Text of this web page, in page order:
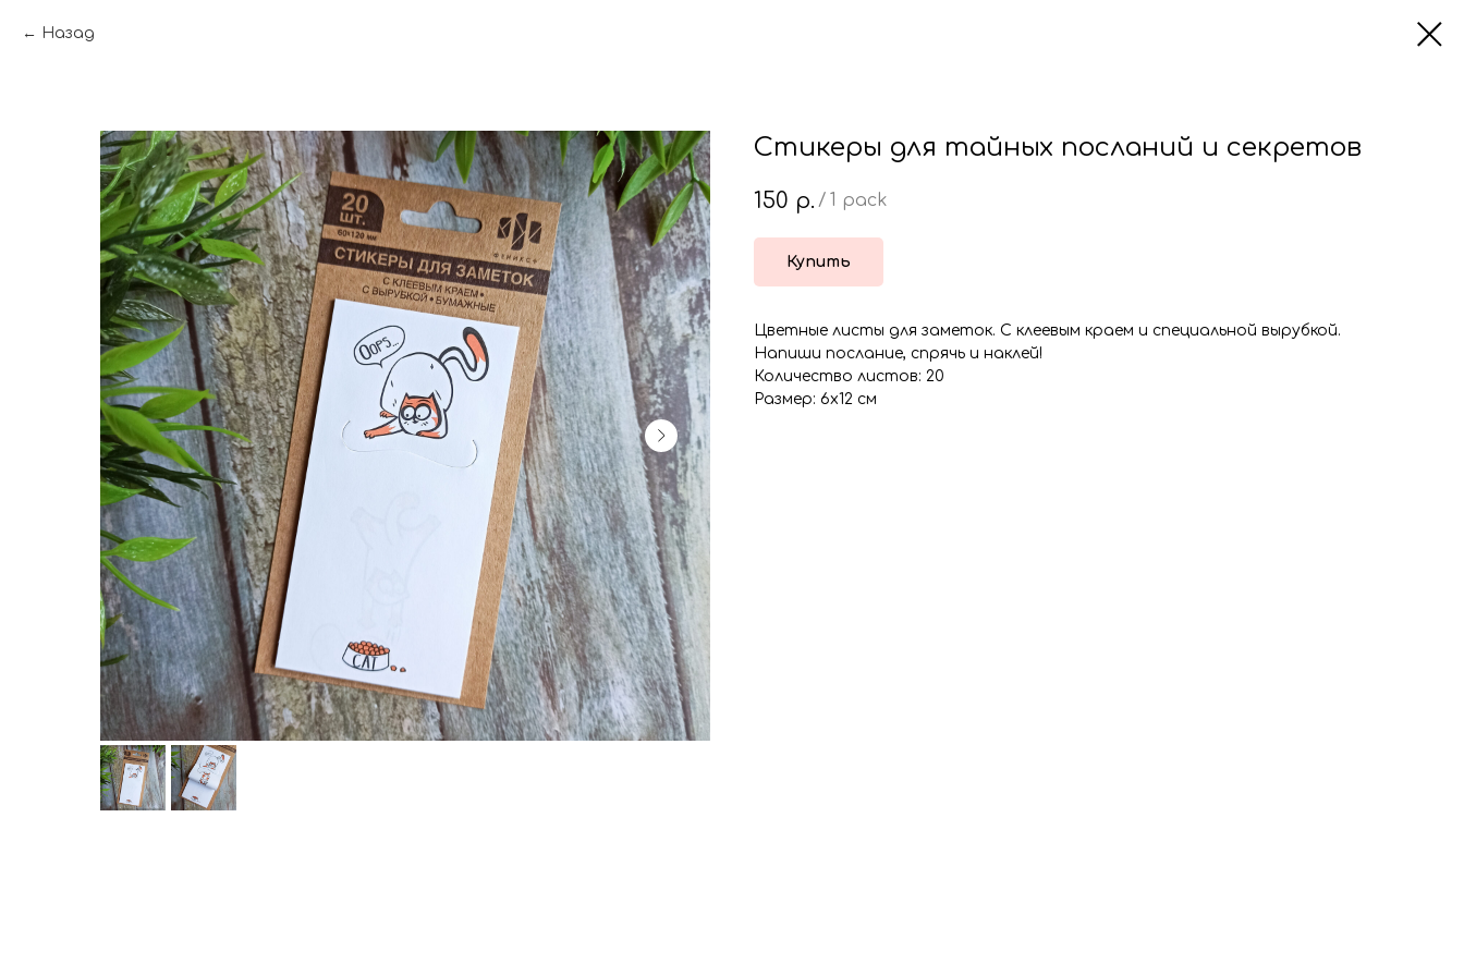
Назад
Стикеры для тайных посланий и секретов
150 р. / 1 pack
Купить
Цветные листы для заметок. С клеевым краем и специальной вырубкой.
Напиши послание, спрячь и наклей!
Количество листов: 20
Размер: 6х12 см